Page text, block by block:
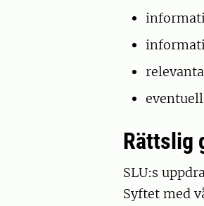
Rättslig
SLU:s
Syftet med